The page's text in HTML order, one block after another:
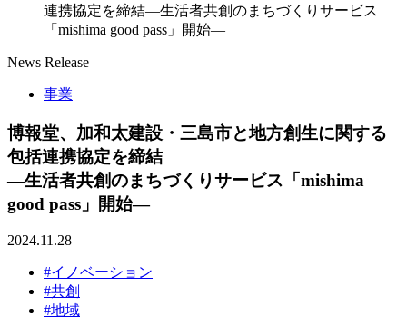
連携協定を締結―生活者共創のまちづくりサービス
「mishima good pass」開始―
News Release
事業
博報堂、加和太建設・三島市と地方創生に関する
包括連携協定を締結
―生活者共創のまちづくりサービス「mishima
good pass」開始―
2024.11.28
#イノベーション
#共創
#地域